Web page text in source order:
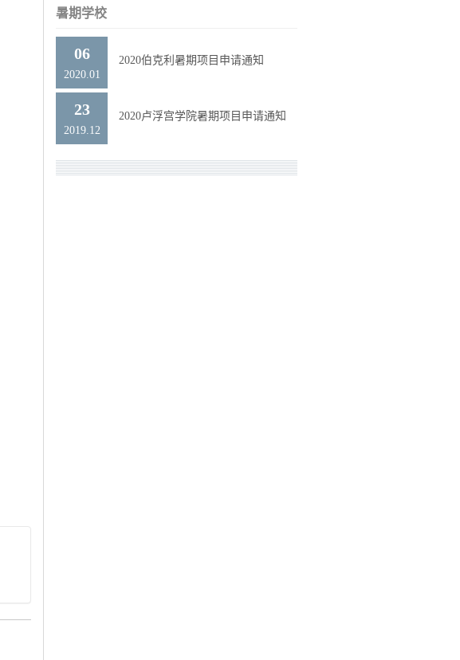
暑期学校
06
2020.01
2020伯克利暑期项目申请通知
23
2019.12
2020卢浮宫学院暑期项目申请通知